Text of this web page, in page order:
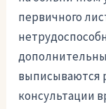
первичного
выписываются
консультации